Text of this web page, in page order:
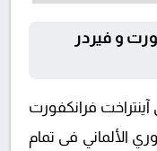
و فيردر
كلا من نادى آينتراخت فرانكفورت
الألماني فى تمام